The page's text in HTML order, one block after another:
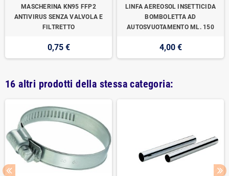
MASCHERINA KN95 FFP2
ANTIVIRUS SENZA VALVOLA E
FILTRETTO
0,75 €
LINFA AEREOSOL INSETTICIDA
BOMBOLETTA AD
AUTOSVUOTAMENTO ML. 150
4,00 €
16 altri prodotti della stessa categoria: